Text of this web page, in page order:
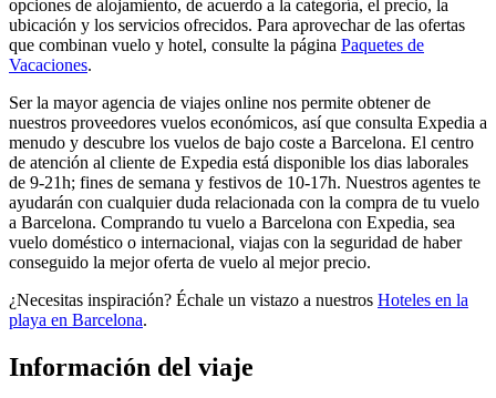
opciones de alojamiento, de acuerdo a la categoría, el precio, la
ubicación y los servicios ofrecidos. Para aprovechar de las ofertas
que combinan vuelo y hotel, consulte la página Paquetes de
Vacaciones.
Ser la mayor agencia de viajes online nos permite obtener de
nuestros proveedores vuelos económicos, así que consulta Expedia a
menudo y descubre los vuelos de bajo coste a Barcelona. El centro
de atención al cliente de Expedia está disponible los dias laborales
de 9-21h; fines de semana y festivos de 10-17h. Nuestros agentes te
ayudarán con cualquier duda relacionada con la compra de tu vuelo
a Barcelona. Comprando tu vuelo a Barcelona con Expedia, sea
vuelo doméstico o internacional, viajas con la seguridad de haber
conseguido la mejor oferta de vuelo al mejor precio.
¿Necesitas inspiración? Échale un vistazo a nuestros Hoteles en la
playa en Barcelona.
Información del viaje